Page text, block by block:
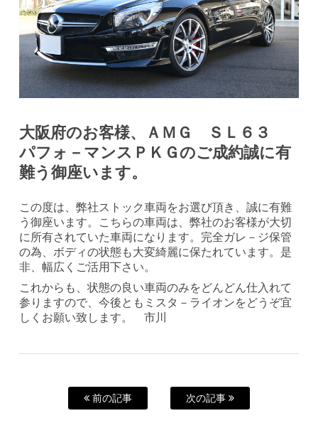
大阪府のお客様、ＡＭＧ ＳＬ６３
パフォ－マンスＰＫＧのご成約誠に有
難う御座います。
この度は、弊社ストック車両をお選び頂き、誠に有難
う御座います。こちらの車両は、弊社のお客様が大切
に所有されていた車両になります。完全ガレ－ジ保管
の為、ボディの状態も大変綺麗に保たれています。是
非、幅広くご活用下さい。
これからも、状態の良い車両のみをどんどん仕入れて
参りますので、今後ともミスタ－ライオンをどうぞ宜
しくお願い致します。 市川
前の記事 次の記事